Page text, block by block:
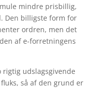
mindre prisbillig,
Den billigste form for
ordren, men det
af e-forretningens
rigtig udslagsgivende
så af den grund er